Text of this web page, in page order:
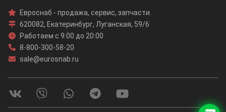
Евроснаб - продажа, сервис, запчасти.
620082, Екатеринбург, Луганская, 59/6
Работаем с 9:00 до 20:00
8-800-300-58-20
sale@eurosnab.ru